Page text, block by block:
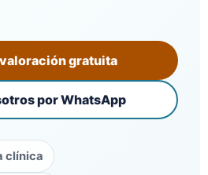
gratuita
por WhatsApp
clínica